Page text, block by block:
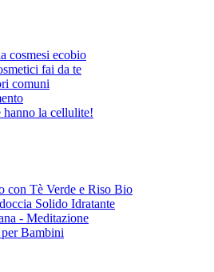
cosmesi ecobio
fai da te
comuni
hanno la cellulite!
Tè Verde e Riso Bio
Solido Idratante
- Meditazione
Bambini